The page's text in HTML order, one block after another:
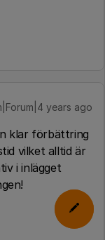
years ago
klar förbättring
vilket alltid är
i inlägget